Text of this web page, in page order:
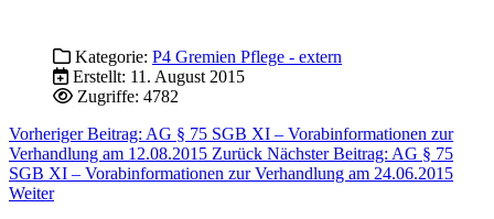
Kategorie: P4 Gremien Pflege - extern
Erstellt: 11. August 2015
Zugriffe: 4782
Vorheriger Beitrag: AG § 75 SGB XI – Vorabinformationen zur
Verhandlung am 12.08.2015 Zurück Nächster Beitrag: AG § 75
SGB XI – Vorabinformationen zur Verhandlung am 24.06.2015
Weiter